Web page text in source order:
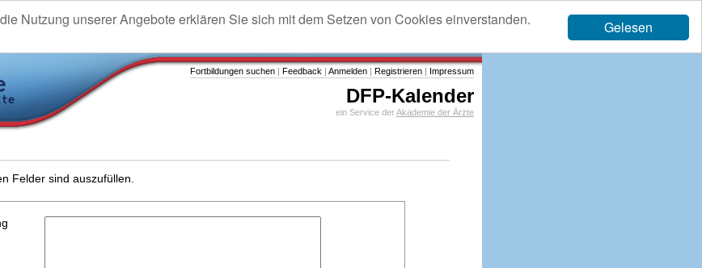
Gelesen
Nutzung unserer Angebote erklären Sie sich mit dem Setzen von Cookies einverstanden.
Fortbildungen suchen | Feedback | Anmelden | Registrieren | Impressum
DFP-Kalender
ein Service derAkademie der Ärzte
Felder sind auszufüllen.